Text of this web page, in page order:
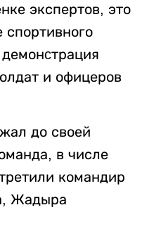
экспертов, это
и офицеров
до своей
в числе
командир
Жадыра